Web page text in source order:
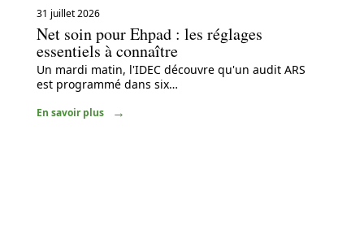
31 juillet 2026
Net soin pour Ehpad : les réglages
essentiels à connaître
Un mardi matin, l'IDEC découvre qu'un audit ARS
est programmé dans six…
En savoir plus